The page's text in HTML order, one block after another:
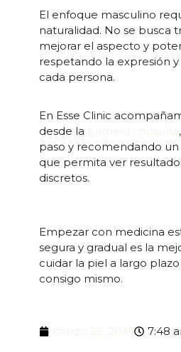
El enfoque masculino
naturalidad. No se busca
mejorar el aspecto y
respetando la expresión
cada persona.
En Esse Clinic
desde la
paso y recomendando
que permita ver
discretos.
Empezar con medicina
segura y gradual es la
cuidar la piel a largo
consigo mismo.
7:48